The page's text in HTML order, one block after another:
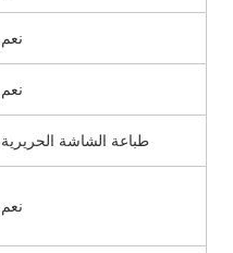
نعم
نعم
طباعة الشاشة الحريرية
نعم